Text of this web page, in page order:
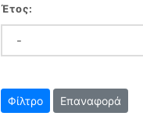
Έτος:
Επαναφορά